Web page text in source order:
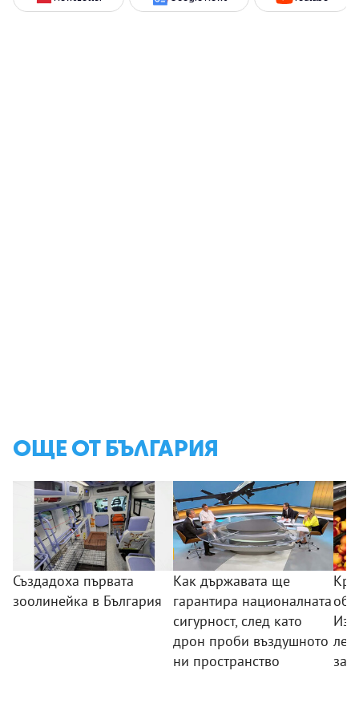
ОЩЕ ОТ БЪЛГАРИЯ
Създадоха първата
зоолинейка в България
Как държавата ще
гарантира националната
сигурност, след като
дрон проби въздушното
ни пространство